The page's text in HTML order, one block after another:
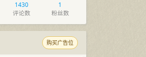
1430
评论数
1
粉丝数
购买广告位